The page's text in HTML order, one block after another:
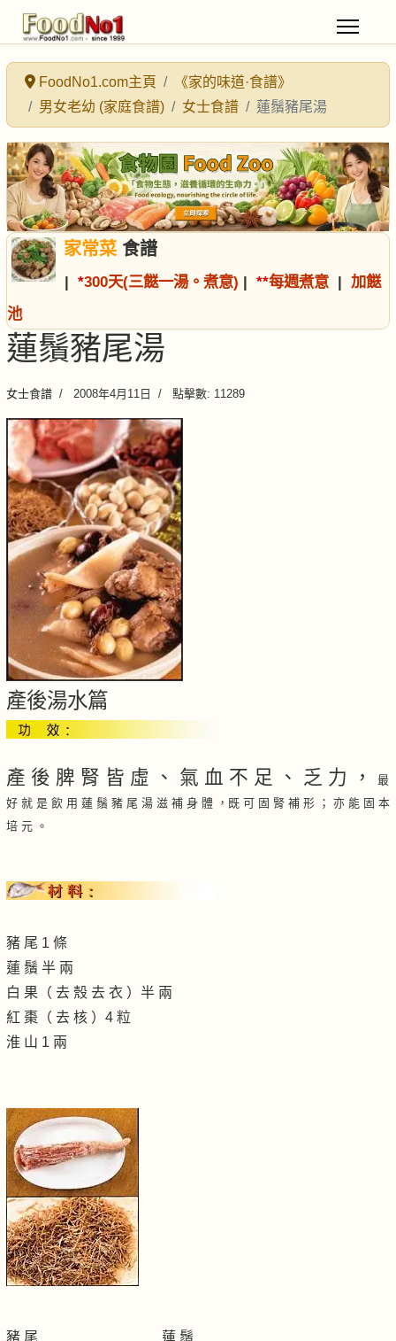
FoodNo1.com主頁
《家的味道·食譜》
男女老幼 (家庭食譜)
女士食譜 蓮鬚豬尾湯
家常菜食譜
| *300天(三餸一湯。煮意) | **每週煮意 | 加餸
池
蓮鬚豬尾湯
女士食譜 2008年4月11日 點擊數: 11289
產後湯水篇
產 後 脾 腎 皆 虛 、 氣 血 不 足 、 乏 力 ，
最
好 就 是 飲 用 蓮 鬚 豬 尾 湯 滋 補 身 體 ， 既 可 固 腎 補 形 ； 亦 能 固 本
培 元 。
豬 尾 1 條
蓮 鬚 半 兩
白 果（ 去 殼 去 衣 ）半 兩
紅 棗（ 去 核 ）4 粒
淮 山 1 兩
豬 尾 蓮 鬚